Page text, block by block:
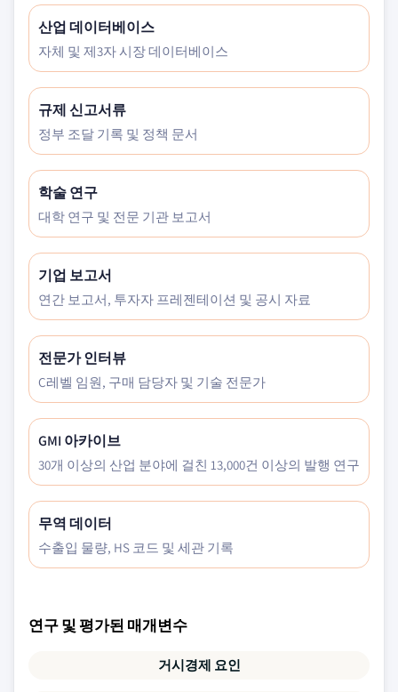
산업 데이터베이스
자체 및 제3자 시장 데이터베이스
규제 신고서류
정부 조달 기록 및 정책 문서
학술 연구
대학 연구 및 전문 기관 보고서
기업 보고서
연간 보고서, 투자자 프레젠테이션 및 공시 자료
전문가 인터뷰
C레벨 임원, 구매 담당자 및 기술 전문가
GMI 아카이브
30개 이상의 산업 분야에 걸친 13,000건 이상의 발행 연구
무역 데이터
수출입 물량, HS 코드 및 세관 기록
연구 및 평가된 매개변수
거시경제 요인